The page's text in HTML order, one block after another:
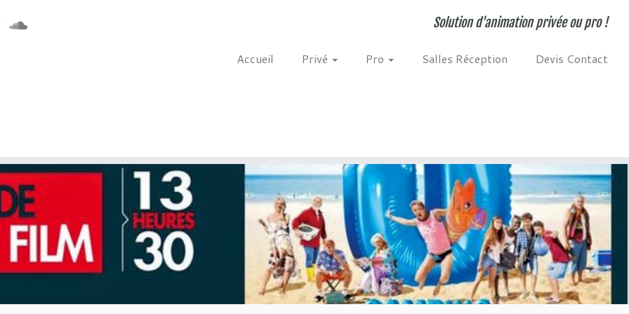
Solution d'animation privée ou pro !
Accueil Privé Pro Salles Réception Devis Contact